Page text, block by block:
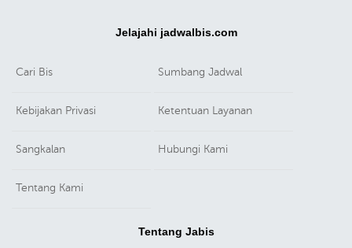
Jelajahi jadwalbis.com
Cari Bis Sumbang Jadwal
Kebijakan Privasi Ketentuan Layanan
Sangkalan Hubungi Kami
Tentang Kami
Tentang Jabis